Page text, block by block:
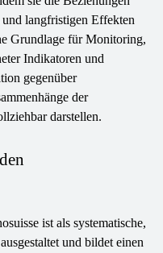
langfristigen Effekten
Grundlage für Monitoring,
Indikatoren und
gegenüber
der
darstellen.
ist als systematische,
und bildet einen